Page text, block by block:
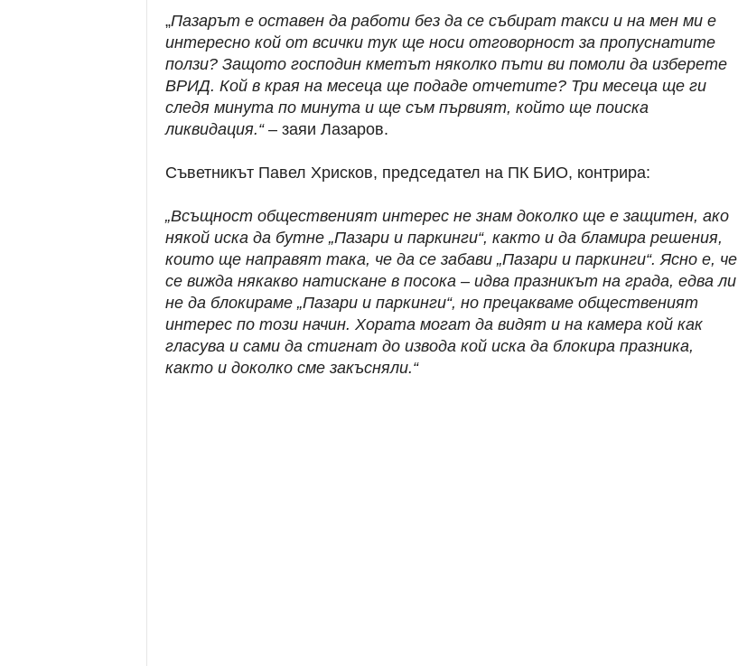
„Пазарът е оставен да работи без да се събират такси и на мен ми е
интересно кой от всички тук ще носи отговорност за пропуснатите
ползи? Защото господин кметът няколко пъти ви помоли да изберете
ВРИД. Кой в края на месеца ще подаде отчетите? Три месеца ще ги
следя минута по минута и ще съм първият, който ще поиска
ликвидация.“– заяи Лазаров.
Съветникът Павел Хрисков, председател на ПК БИО, контрира:
„Всъщност общественият интерес не знам доколко ще е защитен, ако
някой иска да бутне „Пазари и паркинги“, както и да бламира решения,
които ще направят така, че да се забави „Пазари и паркинги“. Ясно е, че
се вижда някакво натискане в посока – идва празникът на града, едва ли
не да блокираме „Пазари и паркинги“, но прецакваме общественият
интерес по този начин. Хората могат да видят и на камера кой как
гласува и сами да стигнат до извода кой иска да блокира празника,
както и доколко сме закъсняли.“